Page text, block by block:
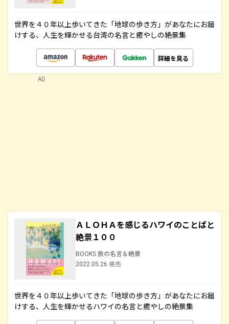
世界を４０年以上歩いてきた「地球の歩き方」があなたにお届
けする、人生を輝かせる台湾の名言と癒やしの絶景集
詳細を見る
ＡＬＯＨＡを感じるハワイのことばと
絶景１００
BOOKS 旅の名言＆絶景
2022.05.26 発売
世界を４０年以上歩いてきた「地球の歩き方」があなたにお届
けする、人生を輝かせるハワイの名言と癒やしの絶景集
AD